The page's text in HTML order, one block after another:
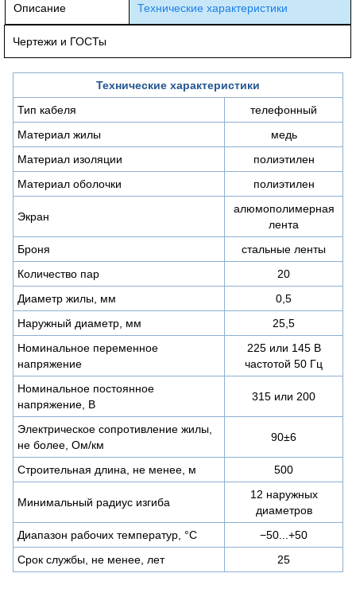
Описание Технические характеристики
Чертежи и ГОСТы
Технические характеристики
Тип кабеля
телефонный
Материал жилы
медь
Материал изоляции
полиэтилен
Материал оболочки
полиэтилен
Экран
алюмополимерная
лента
Броня
стальные ленты
Количество пар
20
Диаметр жилы, мм
0,5
Наружный диаметр, мм
25,5
Номинальное переменное
напряжение
225 или 145 В
частотой 50 Гц
Номинальное постоянное
напряжение, В
315 или 200
Электрическое сопротивление жилы,
не более, Ом/км
90±6
Строительная длина, не менее, м 500
Минимальный радиус изгиба
12 наружных
диаметров
Диапазон рабочих температур, °C
−50...+50
Срок службы, не менее, лет
25